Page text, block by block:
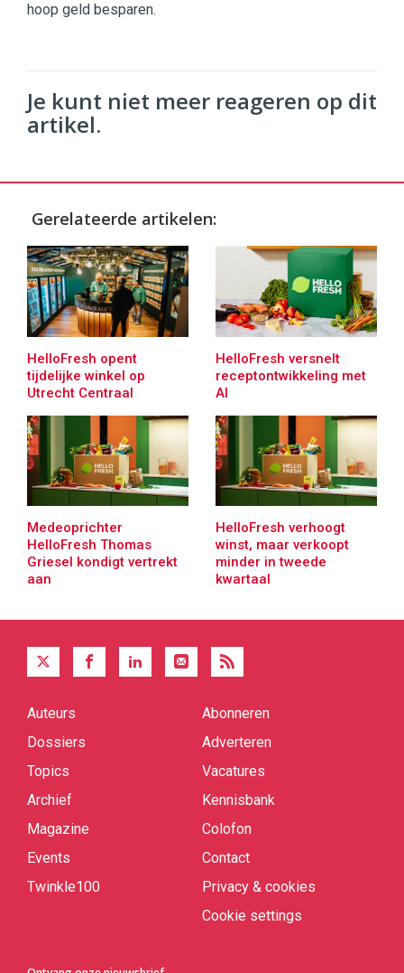
hoop geld besparen.
Je kunt niet meer reageren op dit
artikel.
Gerelateerde artikelen:
HelloFresh opent
tijdelijke winkel op
Utrecht Centraal
HelloFresh versnelt
receptontwikkeling met
AI
Medeoprichter
HelloFresh Thomas
Griesel kondigt vertrekt
aan
HelloFresh verhoogt
winst, maar verkoopt
minder in tweede
kwartaal
Quick
Auteurs
Dossiers
Topics
Archief
Magazine
Events
Twinkle100
Abonneren
Adverteren
Vacatures
Kennisbank
Colofon
Contact
Privacy & cookies
Cookie settings